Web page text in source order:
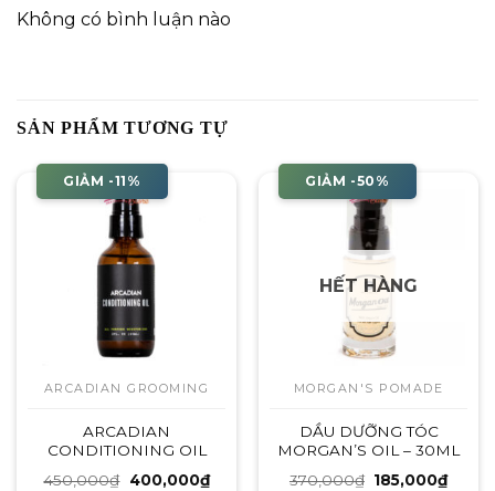
Không có bình luận nào
SẢN PHẨM TƯƠNG TỰ
GIẢM -11%
ARCADIAN GROOMING
ARCADIAN
CONDITIONING OIL
450,000₫ Giá
400,000₫Giá
GIẢM -50%
HẾT HÀNG
MORGAN'S POMADE
DẦU DƯỠNG TÓC
MORGAN’S OIL – 30ML
370,000₫ Giá
185,000₫Giá